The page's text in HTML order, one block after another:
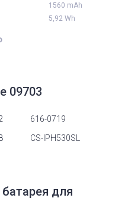
1560 mAh
5,92 Wh
09703
616-0719
CS-IPH530SL
для